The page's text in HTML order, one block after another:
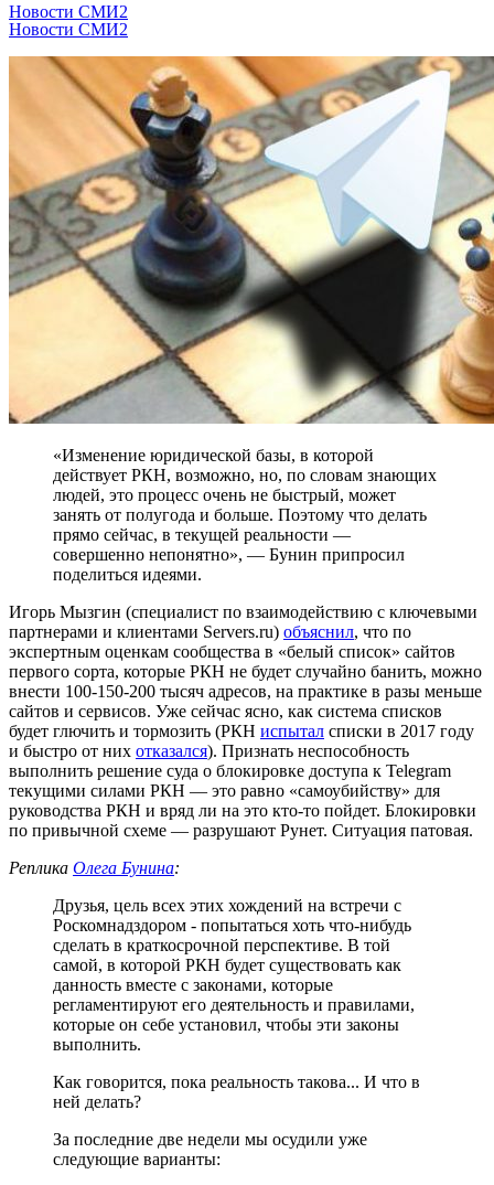
Новости СМИ2
Новости СМИ2
«Изменение юридической базы, в которой
действует РКН, возможно, но, по словам знающих
людей, это процесс очень не быстрый, может
занять от полугода и больше. Поэтому что делать
прямо сейчас, в текущей реальности —
совершенно непонятно», — Бунин припросил
поделиться идеями.
Игорь Мызгин (специалист по взаимодействию с ключевыми
партнерами и клиентами Servers.ru) объяснил, что по
экспертным оценкам сообщества в «белый список» сайтов
первого сорта, которые РКН не будет случайно банить, можно
внести 100-150-200 тысяч адресов, на практике в разы меньше
сайтов и сервисов. Уже сейчас ясно, как система списков
будет глючить и тормозить (РКН испытал списки в 2017 году
и быстро от них отказался). Признать неспособность
выполнить решение суда о блокировке доступа к Telegram
текущими силами РКН — это равно «самоубийству» для
руководства РКН и вряд ли на это кто-то пойдет. Блокировки
по привычной схеме — разрушают Рунет. Ситуация патовая.
Реплика Олега Бунина:
Друзья, цель всех этих хождений на встречи с
Роскомнадздором - попытаться хоть что-нибудь
сделать в краткосрочной перспективе. В той
самой, в которой РКН будет существовать как
данность вместе с законами, которые
регламентируют его деятельность и правилами,
которые он себе установил, чтобы эти законы
выполнить.
Как говорится, пока реальность такова... И что в
ней делать?
За последние две недели мы осудили уже
следующие варианты: